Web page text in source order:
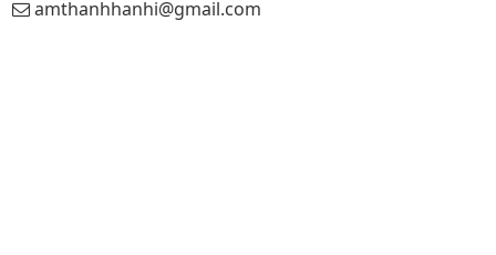
amthanhhanhi@gmail.com